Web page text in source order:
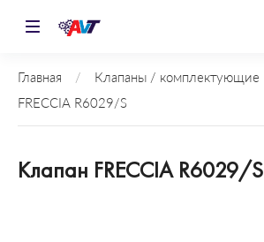
Главная / Клапаны / комплектующие
FRECCIA R6029/S
Клапан FRECCIA R6029/S